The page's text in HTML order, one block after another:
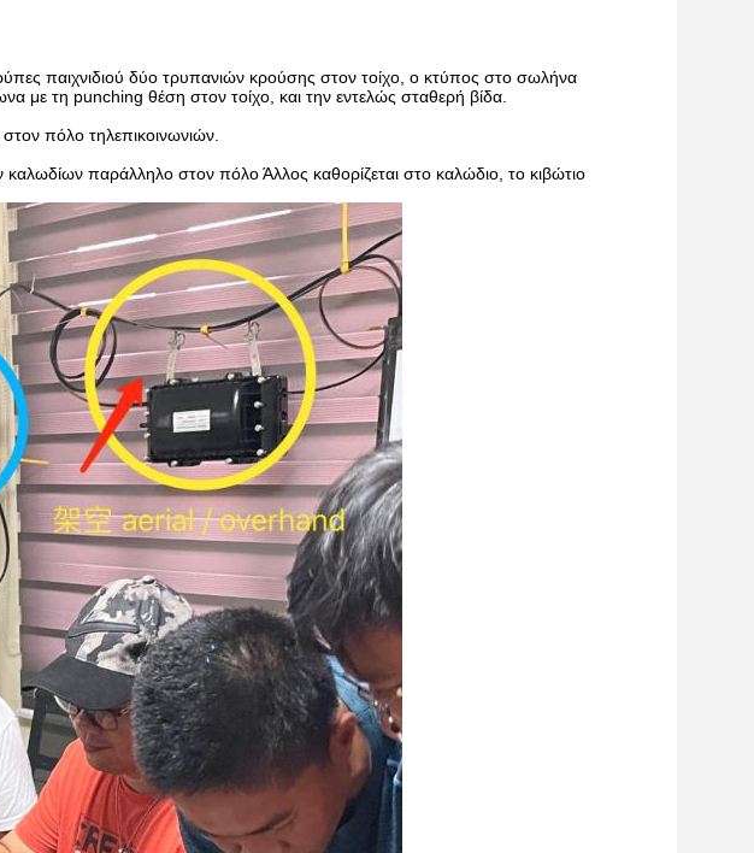
παιχνιδιού δύο τρυπανιών κρούσης στον τοίχο, ο κτύπος στο σωλήνα
με τη punching θέση στον τοίχο, και την εντελώς σταθερή βίδα.
πόλο τηλεπικοινωνιών.
παράλληλο στον πόλο Άλλος καθορίζεται στο καλώδιο, το κιβώτιο